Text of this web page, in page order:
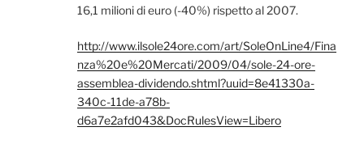
16,1 milioni di euro (-40%) rispetto al 2007.
http://www.ilsole24ore.com/art/SoleOnLine4/Fina
nza%20e%20Mercati/2009/04/sole-24-ore-
assemblea-dividendo.shtml?uuid=8e41330a-
340c-11de-a78b-
d6a7e2afd043&DocRulesView=Libero